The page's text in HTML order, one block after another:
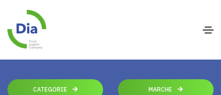
CATEGORIE MARCHE